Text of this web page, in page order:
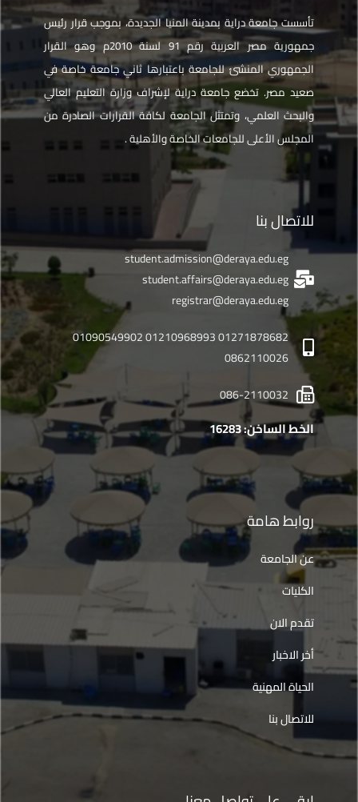
تأسست جامعة دراية بمدينة المنيا الجديدة، بموجب قرار رئيس
جمهورية مصر العربية رقم 91 لسنة 2010م وهو القرار
الجمهوري المنشئ للجامعة باعتبارها ثاني جامعة خاصة في
صعيد مصر. تخضع جامعة دراية لإشراف وزارة التعليم العالي
والبحث العلمي، وتمتثل الجامعة لكافة القرارات الصادرة من
المجلس الأعلى للجامعات الخاصة والأهلية .
للاتصال بنا
student.admission@deraya.edu.eg
student.affairs@deraya.edu.eg
registrar@deraya.edu.eg
01271878682 01210968993 01090549902
0862110026
086-2110032
الخط الساخن: 16283
روابط هامة
عن الجامعة
الكليات
تقدم الان
أخر الاخبار
الحياة المهنية
للاتصال بنا